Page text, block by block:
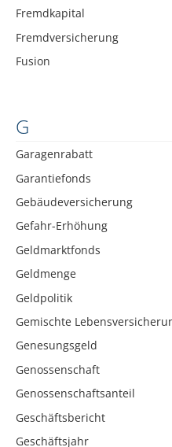
Fremdkapital
Fremdversicherung
Fusion
G
Garagenrabatt
Garantiefonds
Gebäudeversicherung
Gefahr-Erhöhung
Geldmarktfonds
Geldmenge
Geldpolitik
Gemischte
Genesungsgeld
Genossenschaft
Genossenschaftsanteil
Geschäftsbericht
Geschäftsjahr